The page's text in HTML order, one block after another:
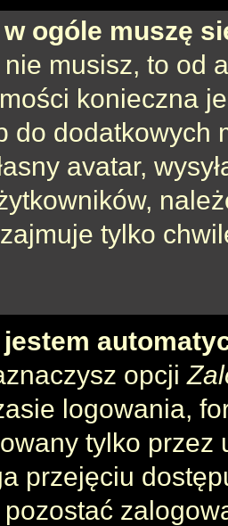
ogóle muszę
musisz, to od
konieczna
do dodatkowych
avatar,
tylko
jestem
opcji
logowania,
tylko
przejęciu